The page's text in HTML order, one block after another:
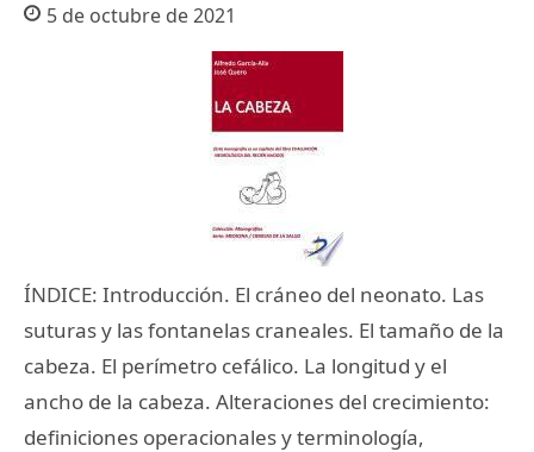
5 de octubre de 2021
ÍNDICE: Introducción. El cráneo del neonato. Las
suturas y las fontanelas craneales. El tamaño de la
cabeza. El perímetro cefálico. La longitud y el
ancho de la cabeza. Alteraciones del crecimiento:
definiciones operacionales y terminología,